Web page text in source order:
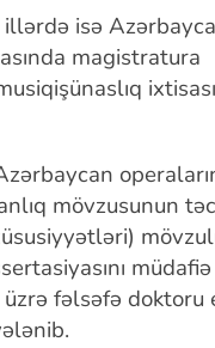
isə
magistratura
mövzusunun
üzrə fəlsəfə doktoru